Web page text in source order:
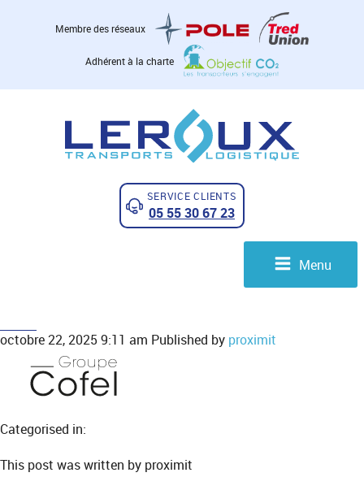
Membre des réseaux
Adhérent à la charte
SERVICE CLIENTS
05 55 30 67 23
Menu
octobre 22, 2025 9:11 am Published by proximit
Categorised in:
This post was written by proximit